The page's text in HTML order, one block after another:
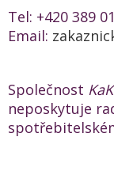
Tel: +420 389
Email:
Společnost
neposkytuje